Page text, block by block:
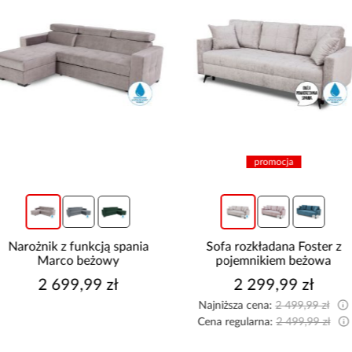
Sofa rozkładana Foster z
pojemnikiem beżowa
2 299,99 zł
promocja
Sofa z funkcją spania Foster
niebieski
2 299,99 zł
Najniższa cena:2 499,99 zł
Cena regularna:2 499,99 zł